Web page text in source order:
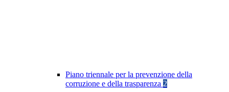
Piano triennale per la prevenzione della
corruzione e della trasparenza 2